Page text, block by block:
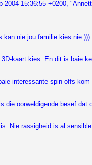
2004 15:36:55 +0200,
kan nie jou familie kies nie:)))
kaart kies. En dit is baie
interessante spin offs kom
die oorweldigende besef dat
Nie rassigheid is al